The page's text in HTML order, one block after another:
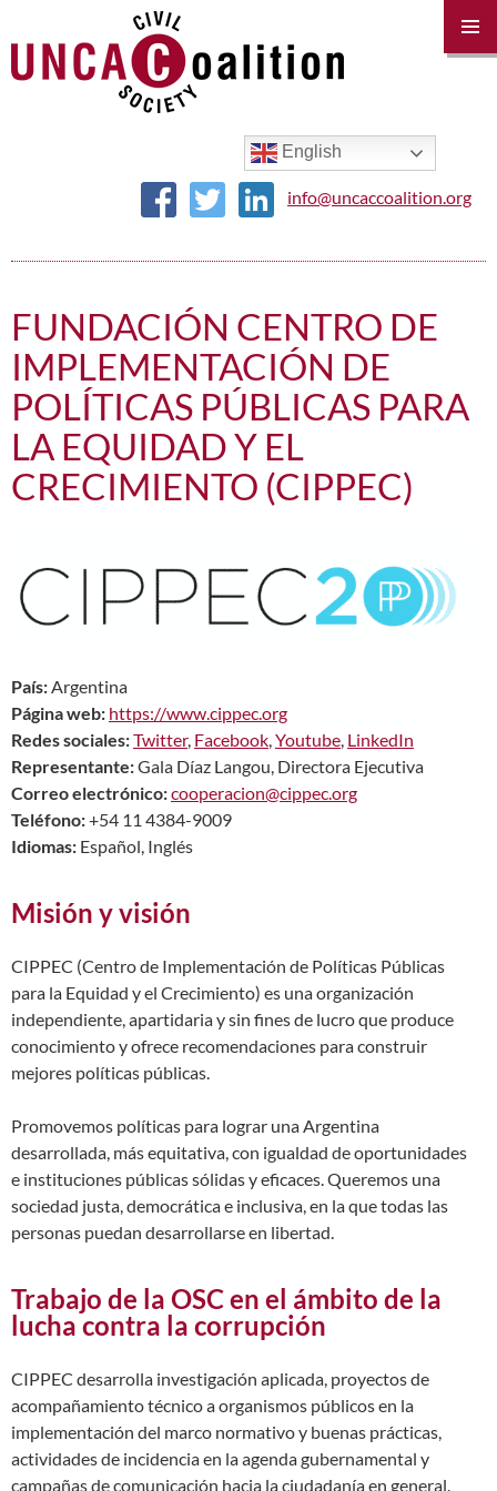
English
info@uncaccoalition.org
FUNDACIÓN CENTRO DE
IMPLEMENTACIÓN DE
POLÍTICAS PÚBLICAS PARA
LA EQUIDAD Y EL
CRECIMIENTO (CIPPEC)
País:Argentina
Página web: https://www.cippec.org
Redes sociales:Twitter, Facebook,Youtube, LinkedIn
Representante:Gala Díaz Langou, Directora Ejecutiva
Correo electrónico:cooperacion@cippec.org
Teléfono:+54 11 4384-9009
Idiomas: Español, Inglés
Misión y visión
CIPPEC (Centro de Implementación de Políticas Públicas
para la Equidad y el Crecimiento) es una organización
independiente, apartidaria y sin fines de lucro que produce
conocimiento y ofrece recomendaciones para construir
mejores políticas públicas.
Promovemos políticas para lograr una Argentina
desarrollada, más equitativa, con igualdad de oportunidades
e instituciones públicas sólidas y eficaces. Queremos una
sociedad justa, democrática e inclusiva, en la que todas las
personas puedan desarrollarse en libertad.
Trabajo de la OSC en el ámbito de la
lucha contra la corrupción
CIPPEC desarrolla investigación aplicada, proyectos de
acompañamiento técnico a organismos públicos en la
implementación del marco normativo y buenas prácticas,
actividades de incidencia en la agenda gubernamental y
campañas de comunicación hacia la ciudadanía en general.